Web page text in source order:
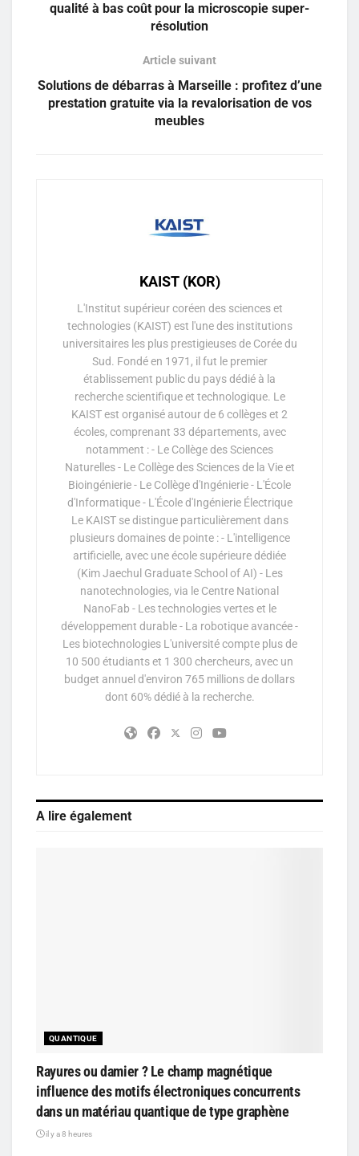
qualité à bas coût pour la microscopie super-
résolution
Article suivant
Solutions de débarras à Marseille : profitez d’une
prestation gratuite via la revalorisation de vos
meubles
KAIST (KOR)
L'Institut supérieur coréen des sciences et
technologies (KAIST) est l'une des institutions
universitaires les plus prestigieuses de Corée du
Sud. Fondé en 1971, il fut le premier
établissement public du pays dédié à la
recherche scientifique et technologique. Le
KAIST est organisé autour de 6 collèges et 2
écoles, comprenant 33 départements, avec
notamment : - Le Collège des Sciences
Naturelles - Le Collège des Sciences de la Vie et
Bioingénierie - Le Collège d'Ingénierie - L'École
d'Informatique - L'École d'Ingénierie Électrique
Le KAIST se distingue particulièrement dans
plusieurs domaines de pointe : - L'intelligence
artificielle, avec une école supérieure dédiée
(Kim Jaechul Graduate School of AI) - Les
nanotechnologies, via le Centre National
NanoFab - Les technologies vertes et le
développement durable - La robotique avancée -
Les biotechnologies L'université compte plus de
10 500 étudiants et 1 300 chercheurs, avec un
budget annuel d'environ 765 millions de dollars
dont 60% dédié à la recherche.
A lire également
QUANTIQUE
Rayures ou damier ? Le champ magnétique
influence des motifs électroniques concurrents
dans un matériau quantique de type graphène
il y a 8 heures